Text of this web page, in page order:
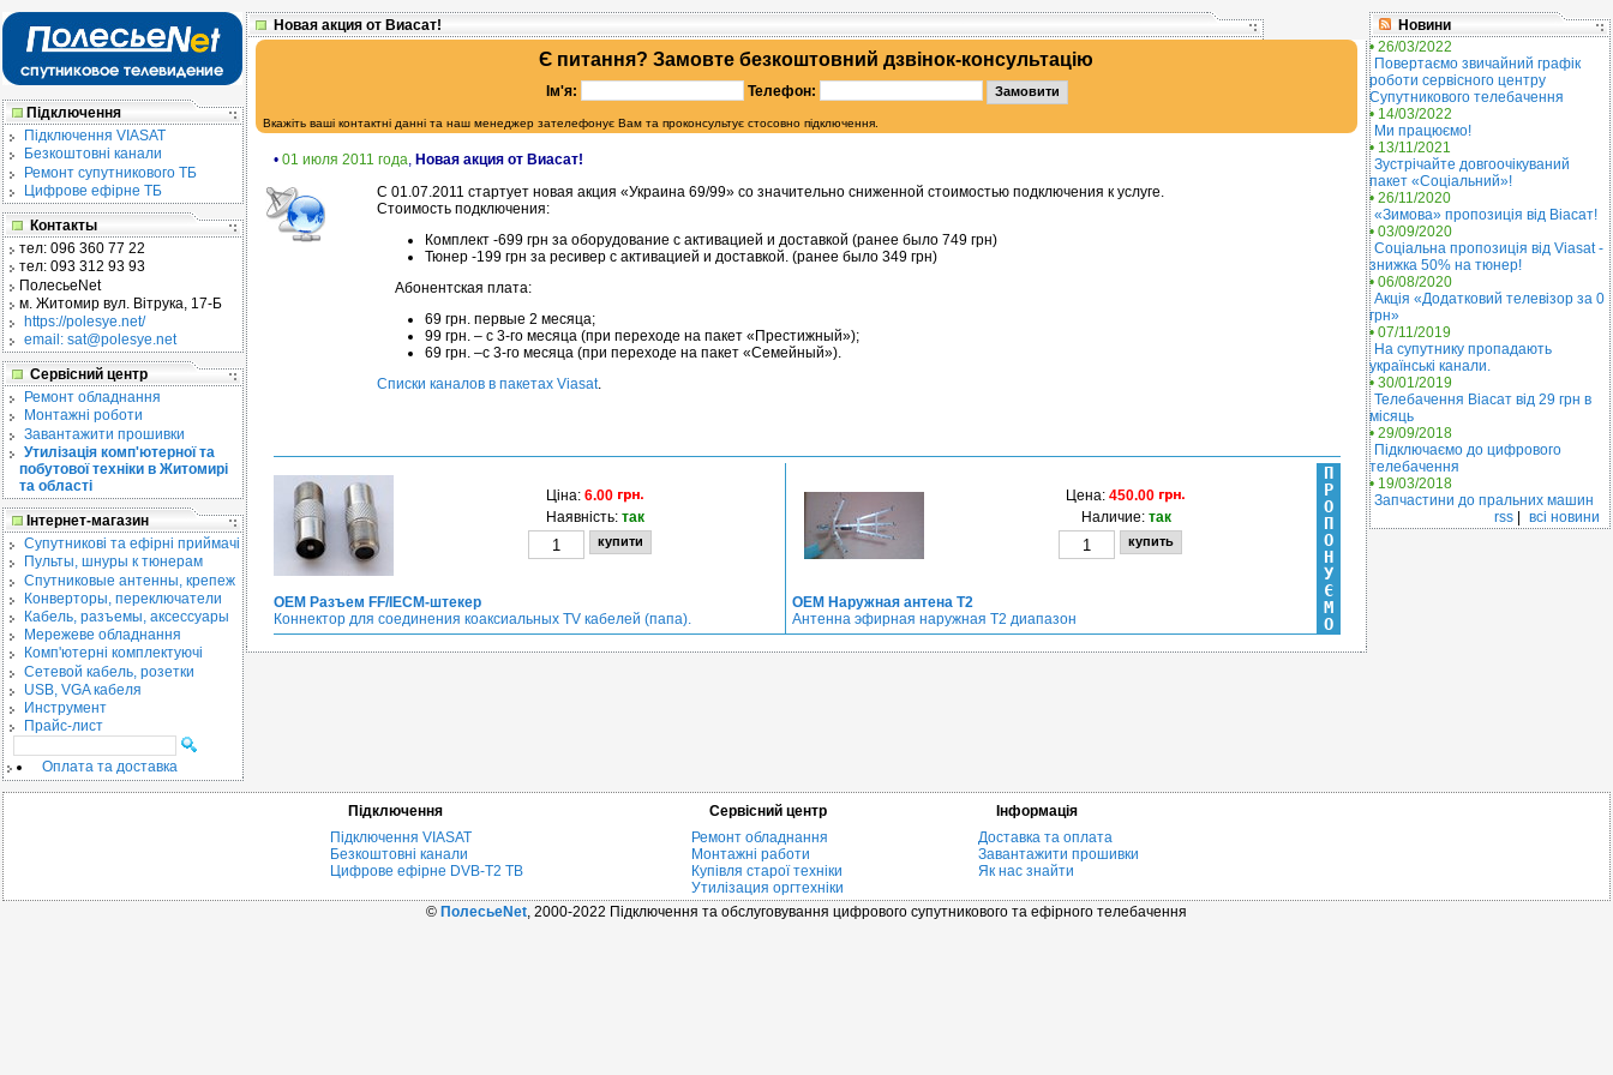
Підключення
Підключення VIASAT
Безкоштовні канали
Ремонт супутникового ТБ
Цифрове ефірне ТБ
Контакты
тел: 096 360 77 22
тел: 093 312 93 93
ПолесьеNet
м. Житомир вул. Вітрука, 17-Б
https://polesye.net/
email: sat@polesye.net
Сервісний центр
Ремонт обладнання
Монтажні роботи
Завантажити прошивки
Утилізація комп'ютерної та
побутової техніки в Житомирі
та області
Інтернет-магазин
Cупутникові та ефірні приймачі
Пульты, шнуры к тюнерам
Спутниковые антенны, крепеж
Конверторы, переключатели
Кабель, разъемы, аксессуары
Мережеве обладнання
Комп'ютерні комплектуючі
Сетевой кабель, розетки
USB, VGA кабеля
Инструмент
Прайс-лист
Оплата та доставка
Новая акция от Виасат!
Є питання? Замовте безкоштовний дзвінок-консультацію
Ім'я: Телефон:
Вкажіть ваші контактні данні та наш менеджер зателефонує Вам та проконсультує стосовно підключення.
• 01 июля 2011 года, Новая акция от Виасат!
С 01.07.2011 стартует новая акция «Украина 69/99» со значительно сниженной стоимостью подключения к услуге.
Стоимость подключения:
Комплект -699 грн за оборудование с активацией и доставкой (ранее было 749 грн)
Тюнер -199 грн за ресивер с активацией и доставкой. (ранее было 349 грн)
Абонентская плата:
69 грн. первые 2 месяца;
99 грн. – с 3-го месяца (при переходе на пакет «Престижный»);
69 грн. –с 3-го месяца (при переходе на пакет «Семейный»).
Списки каналов в пакетах Viasat.
Ціна: 6.00
Наявність: так
Цена: 450.00
Наличие: так
П
Р
О
П
О
Н
У
Є
М
О
OEM Разъем FF/IECM-штекер
Коннектор для соединения коаксиальных TV кабелей (папа).
OEM Наружная антена Т2
Антенна эфирная наружная Т2 диапазон
Новини
• 26/03/2022
Повертаємо звичайний графік
роботи сервісного центру
Супутникового телебачення
• 14/03/2022
Ми працюємо!
• 13/11/2021
Зустрічайте довгоочікуваний
пакет «Соціальний»!
• 26/11/2020
«Зимова» пропозиція від Віасат!
• 03/09/2020
Соціальна пропозиція від Viasat -
знижка 50% на тюнер!
• 06/08/2020
Акція «Додатковий телевізор за 0
грн»
• 07/11/2019
На супутнику пропадають
українські канали.
• 30/01/2019
Телебачення Віасат від 29 грн в
місяць
• 29/09/2018
Підключаємо до цифрового
телебачення
• 19/03/2018
Запчастини до пральних машин
rss
всі новини
Підключення
Підключення VIASAT
Безкоштовні канали
Цифрове ефірне DVB-T2 ТВ
Сервісний центр
Ремонт обладнання
Монтажні работи
Купівля старої техніки
Утилізация оргтехніки
Інформація
Доставка та оплата
Завантажити прошивки
Як нас знайти
© ПолесьеNet, 2000-2022 Підключення та обслуговування цифрового супутникового та ефірного телебачення